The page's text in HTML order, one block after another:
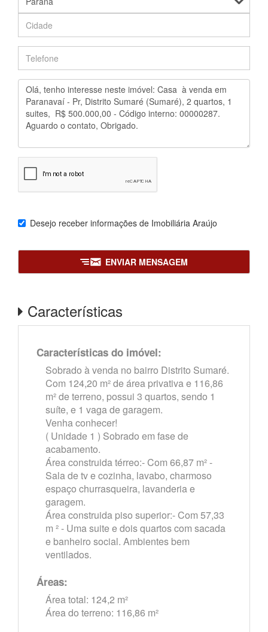
Desejo receber informações de Imobiliária Araújo
ENVIAR MENSAGEM
Características
Características do imóvel:
Sobrado à venda no bairro Distrito Sumaré.
Com 124,20 m² de área privativa e 116,86
m² de terreno, possui 3 quartos, sendo 1
suíte, e 1 vaga de garagem.
Venha conhecer!
( Unidade 1 ) Sobrado em fase de
acabamento.
Área construida térreo:- Com 66,87 m² -
Sala de tv e cozinha, lavabo, charmoso
espaço churrasqueira, lavanderia e
garagem.
Área construida piso superior:- Com 57,33
m ² - Uma suite e dois quartos com sacada
e banheiro social. Ambientes bem
ventilados.
Áreas:
Área total: 124,2 m²
Área do terreno: 116,86 m²